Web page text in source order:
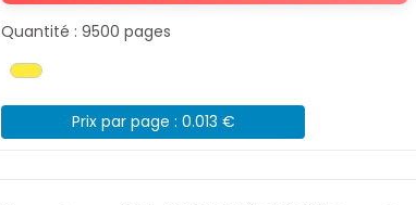
Quantité : 9500 pages
Prix par page : 0.013 €